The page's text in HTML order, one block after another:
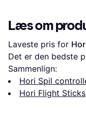
Læs om
Laveste pris for
Det er den bedste
Sammenlign:
Hori Spil
Hori Flight Sticks